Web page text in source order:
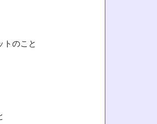
トのこと